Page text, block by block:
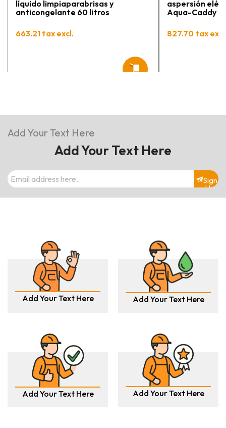
líquido limpiaparabrisas y
anticongelante 60 litros
663.21 tax excl.
aspersión
Aqua-Caddy
827.70 tax
Add Your Text Here
Add Your Text Here
Sign
Up
Add Your Text Here Add Your Text Here
Add Your Text Here Add Your Text Here